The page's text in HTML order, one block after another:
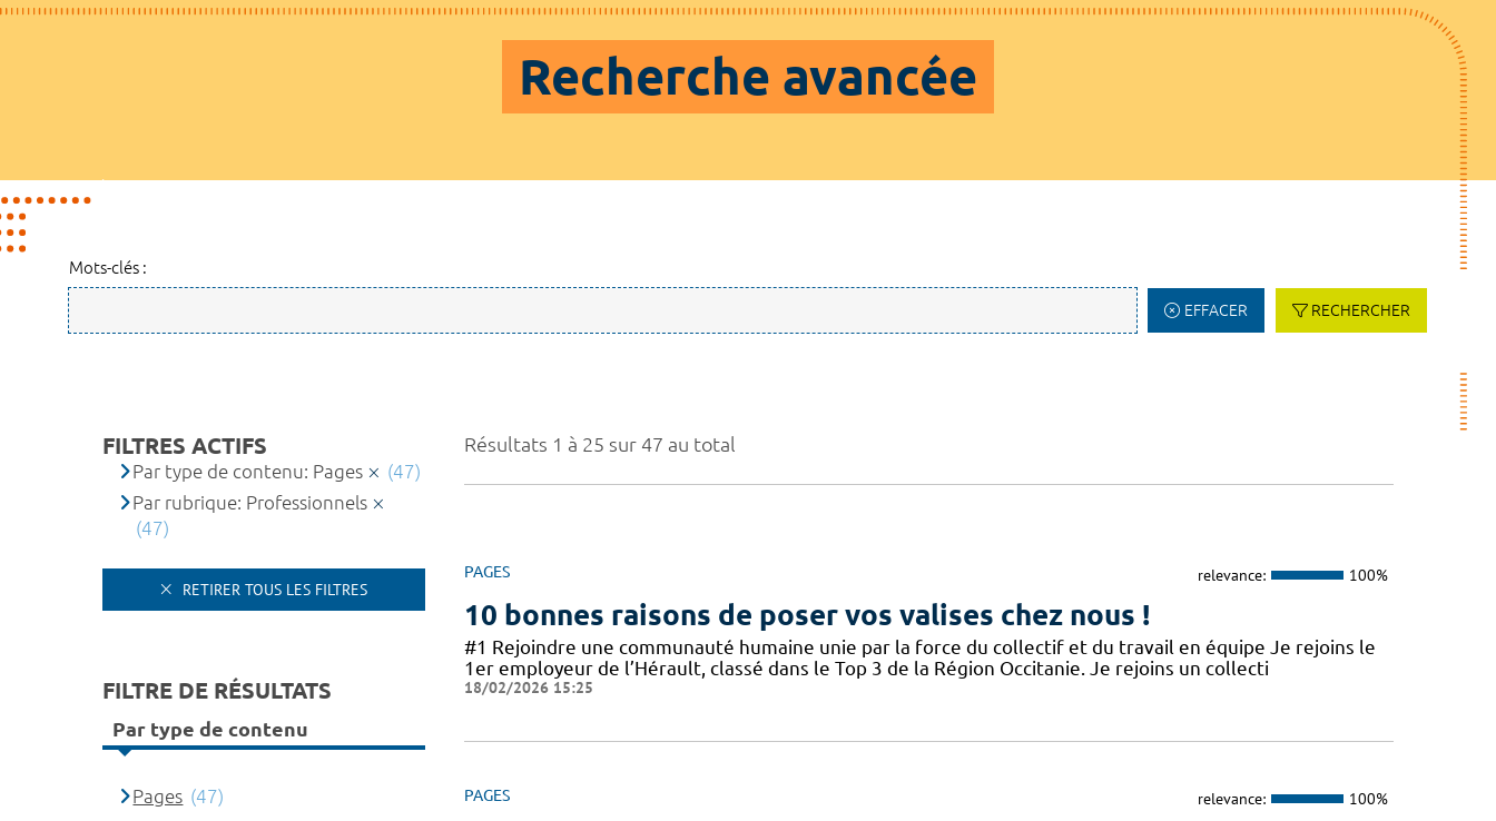
Recherche avancée
Mots-clés :
EFFACER RECHERCHER
Résultats 1 à 25 sur 47 au total
PAGES relevance: 100%
10 bonnes raisons de poser vos valises chez nous !
#1 Rejoindre une communauté humaine unie par la force du collectif et du travail en équipe Je rejoins le
1er employeur de l’Hérault, classé dans le Top 3 de la Région Occitanie. Je rejoins un collecti
18/02/2026 15:25
PAGES relevance: 100%
FILTRES ACTIFS
Par type de contenu: Pages
(47)
Par rubrique: Professionnels
(47)
RETIRER TOUS LES FILTRES
FILTRE DE RÉSULTATS
Par type de contenu
Pages (47)